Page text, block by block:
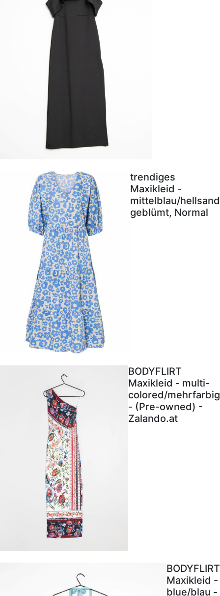
trendiges
Maxikleid -
mittelblau/hellsand
geblümt, Normal
BODYFLIRT
Maxikleid - multi-
colored/mehrfarbig
- (Pre-owned) -
Zalando.at
BODYFLIRT
Maxikleid -
blue/blau -